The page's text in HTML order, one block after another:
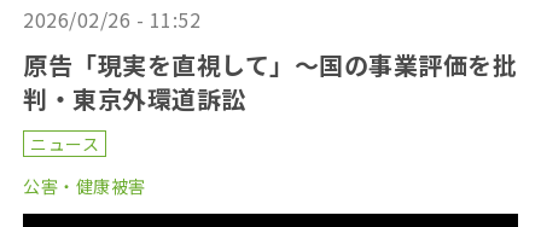
2026/02/26 - 11:52
原告「現実を直視して」〜国の事業評価を批
判・東京外環道訴訟
ニュース
公害・健康被害